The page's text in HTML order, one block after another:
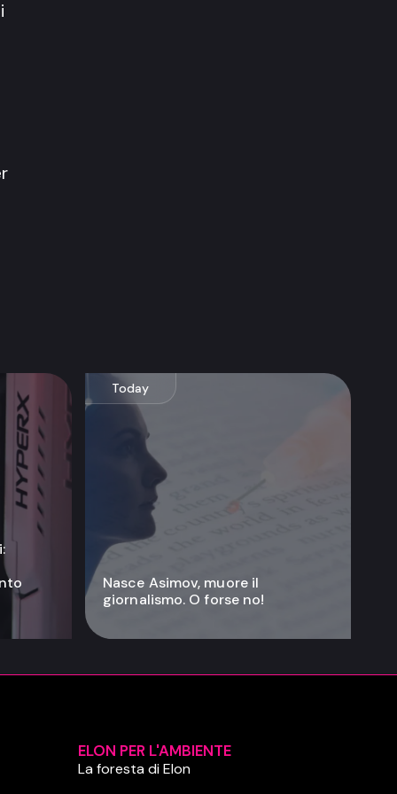
Today
Nasce Asimov, muore il
giornalismo. O forse no!
ELON PER L'AMBIENTE
La foresta di Elon